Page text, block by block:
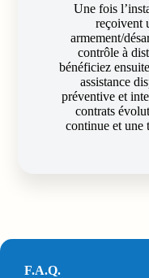
Une fois
reçoivent
armement/
contrôle à
bénéficiez
assistance
préventive et
contrats
continue et une
F.A.Q.